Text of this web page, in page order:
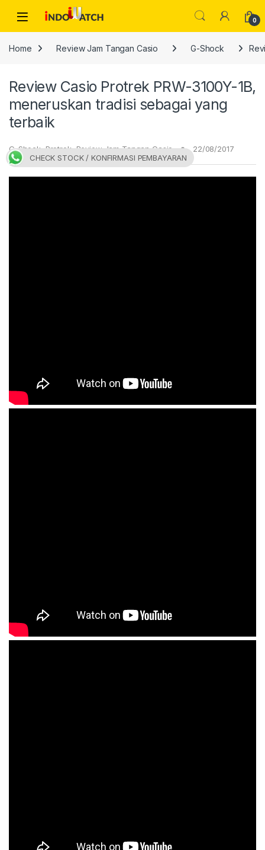
Open 0
Home Review Jam Tangan Casio G-Shock
Review Casio Protrek PRW-3100Y-1B,
meneruskan tradisi sebagai yang
terbaik
G-Shock,Protrek,Review Jam Tangan Casio 22/08/2017
CHECK STOCK / KONFIRMASI PEMBAYARAN